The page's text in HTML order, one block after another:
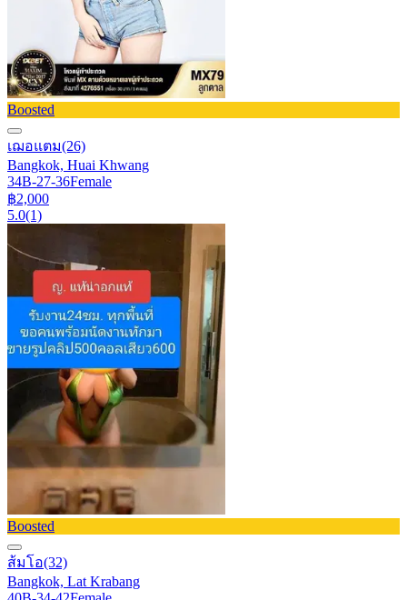
Boosted
เฌอแตม(26)
Bangkok, Huai Khwang
34B-27-36Female
฿2,000
5.0(1)
Boosted
ส้มโอ(32)
Bangkok, Lat Krabang